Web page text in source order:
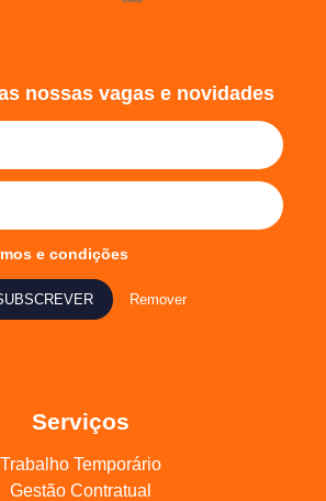
Serviços
Trabalho Temporário
Gestão Contratual
nossas vagas e novidades
e condições
Remover